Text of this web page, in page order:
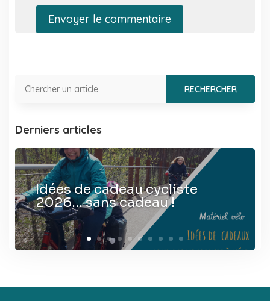
Envoyer le commentaire
Derniers articles
Idées de cadeau cycliste
2026… sans cadeau !